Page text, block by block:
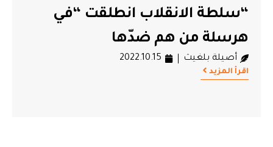
“سلطة الانقلاب انطلقت “في
هرسلة من هم ضدّها
أصيلة بلغيث 2022.10.15
اقرأ المزيد